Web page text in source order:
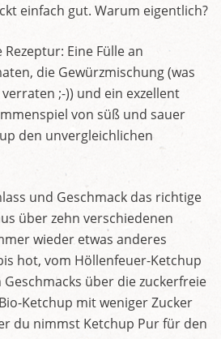
einfach gut. Warum eigentlich?
Eine Fülle an
die Gewürzmischung (was
;-)) und ein exzellent
von süß und sauer
den unvergleichlichen
und Geschmack das richtige
über zehn verschiedenen
wieder etwas anderes
hot, vom Höllenfeuer-Ketchup
über die zuckerfreie
Ketchup mit weniger Zucker
du nimmst Ketchup Pur für den